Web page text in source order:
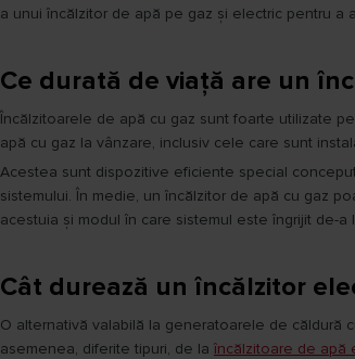
a unui încălzitor de apă pe gaz și electric pentru a
Ce durată de viață are un
Încălzitoarele de apă cu gaz sunt foarte utilizate
apă cu gaz la vânzare, inclusiv cele care sunt
Acestea sunt dispozitive eficiente special
sistemului. În medie, un încălzitor de apă cu gaz
acestuia și modul în care sistemul este îngrijit de-a
Cât durează un încălzitor
O alternativă valabilă la generatoarele de căldură
asemenea, diferite tipuri, de la încălzitoare de apă